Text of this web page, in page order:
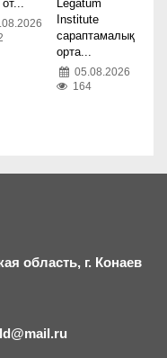
Legatum
Institute
сараптамалық
орта...
05.08.2026
164
область, г. Конаев